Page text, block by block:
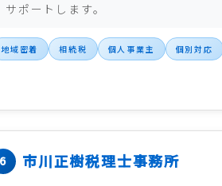
サポートします。
地域密着 相続税 個人事業主 個別対応
市川正樹税理士事務所